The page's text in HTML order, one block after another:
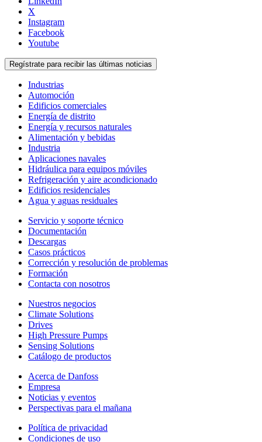
X
Instagram
Facebook
Youtube
Regístrate para recibir las últimas noticias
Industrias
Automoción
Edificios comerciales
Energía de distrito
Energía y recursos naturales
Alimentación y bebidas
Industria
Aplicaciones navales
Hidráulica para equipos móviles
Refrigeración y aire acondicionado
Edificios residenciales
Agua y aguas residuales
Servicio y soporte técnico
Documentación
Descargas
Casos prácticos
Corrección y resolución de problemas
Formación
Contacta con nosotros
Nuestros negocios
Climate Solutions
Drives
High Pressure Pumps
Sensing Solutions
Catálogo de productos
Acerca de Danfoss
Empresa
Noticias y eventos
Perspectivas para el mañana
Política de privacidad
Condiciones de uso